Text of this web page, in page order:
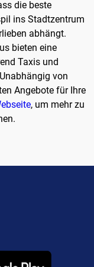
die beste
ins Stadtzentrum
abhängt.
bieten eine
Taxis und
von
Angebote für Ihre
, um mehr zu